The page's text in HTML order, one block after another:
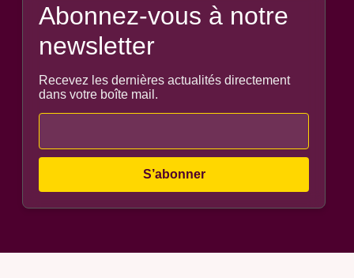
Abonnez-vous à notre
newsletter
Recevez les dernières actualités directement
dans votre boîte mail.